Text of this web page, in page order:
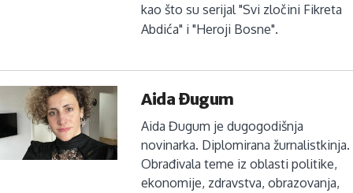
kao što su serijal "Svi zločini Fikreta
Abdića" i "Heroji Bosne".
Aida Đugum
Aida Đugum je dugogodišnja
novinarka. Diplomirana žurnalistkinja.
Obrađivala teme iz oblasti politike,
ekonomije, zdravstva, obrazovanja,